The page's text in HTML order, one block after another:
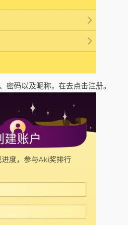
密码以及昵称，在去点击注册。